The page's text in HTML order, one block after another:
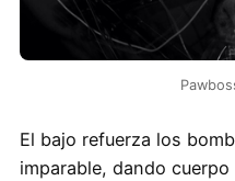
El bajo refuerza los
imparable, dando